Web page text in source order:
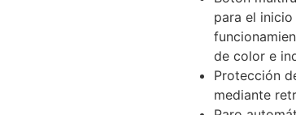
para el
de color e
Protección
mediante